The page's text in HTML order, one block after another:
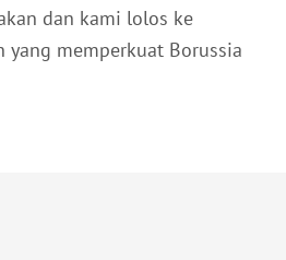
dan kami lolos ke
yang memperkuat Borussia